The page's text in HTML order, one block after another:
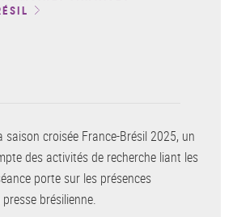
saison croisée France-Brésil 2025, un
des activités de recherche liant les
porte sur les présences
brésilienne.